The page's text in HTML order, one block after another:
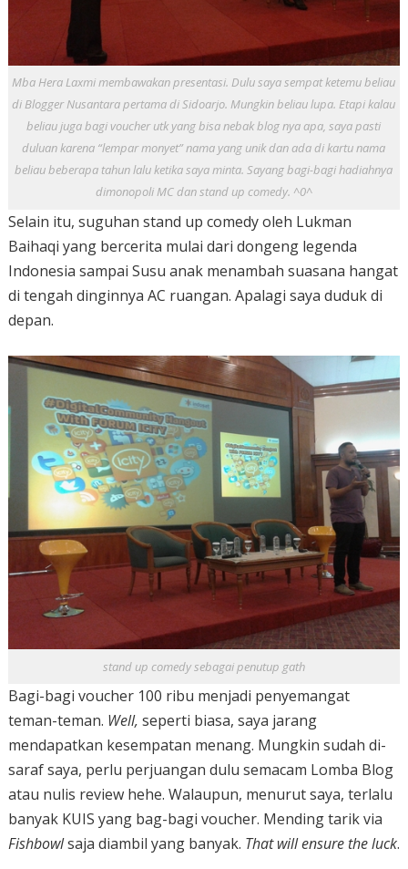
Mba Hera Laxmi membawakan presentasi. Dulu saya sempat ketemu beliau
di Blogger Nusantara pertama di Sidoarjo. Mungkin beliau lupa. Etapi kalau
beliau juga bagi voucher utk yang bisa nebak blog nya apa, saya pasti
duluan karena “lempar monyet” nama yang unik dan ada di kartu nama
beliau beberapa tahun lalu ketika saya minta. Sayang bagi-bagi hadiahnya
dimonopoli MC dan stand up comedy. ^0^
Selain itu, suguhan stand up comedy oleh Lukman
Baihaqi yang bercerita mulai dari dongeng legenda
Indonesia sampai Susu anak menambah suasana hangat
di tengah dinginnya AC ruangan. Apalagi saya duduk di
depan.
stand up comedy sebagai penutup gath
Bagi-bagi voucher 100 ribu menjadi penyemangat
teman-teman. Well, seperti biasa, saya jarang
mendapatkan kesempatan menang. Mungkin sudah di-
saraf saya, perlu perjuangan dulu semacam Lomba Blog
atau nulis review hehe. Walaupun, menurut saya, terlalu
banyak KUIS yang bag-bagi voucher. Mending tarik via
Fishbowlsaja diambil yang banyak. That will ensure the luck.